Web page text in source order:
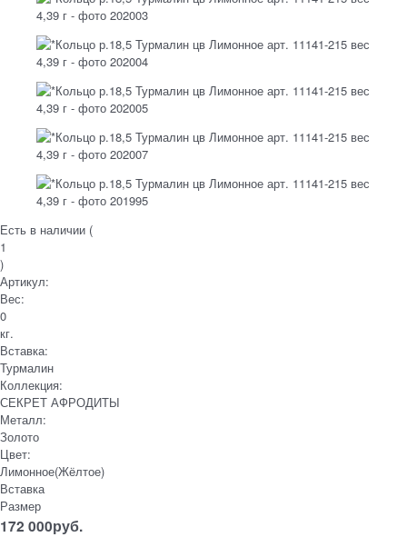
Есть в наличии (
1
)
Артикул:
Вес:
0
кг.
Вставка:
Турмалин
Коллекция:
СЕКРЕТ АФРОДИТЫ
Металл:
Золото
Цвет:
Лимонное(Жёлтое)
Вставка
Размер
172 000руб.